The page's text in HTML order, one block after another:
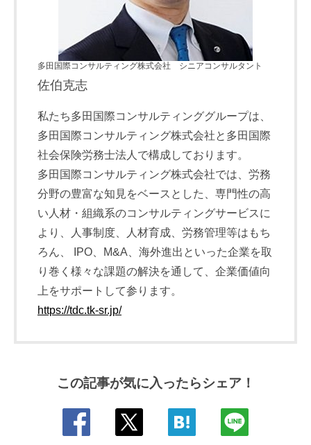
多田国際コンサルティング株式会社 シニアコンサルタント
佐伯克志
私たち多田国際コンサルティンググループは、
多田国際コンサルティング株式会社と多田国際
社会保険労務士法人で構成しております。
多田国際コンサルティング株式会社では、労務
分野の豊富な知見をベースとした、専門性の高
い人材・組織系のコンサルティングサービスに
より、人事制度、人材育成、労務管理等はもち
ろん、 IPO、M&A、海外進出といった企業を取
り巻く様々な課題の解決を通して、企業価値向
上をサポートして参ります。
https://tdc.tk-sr.jp/
この記事が気に入ったらシェア！